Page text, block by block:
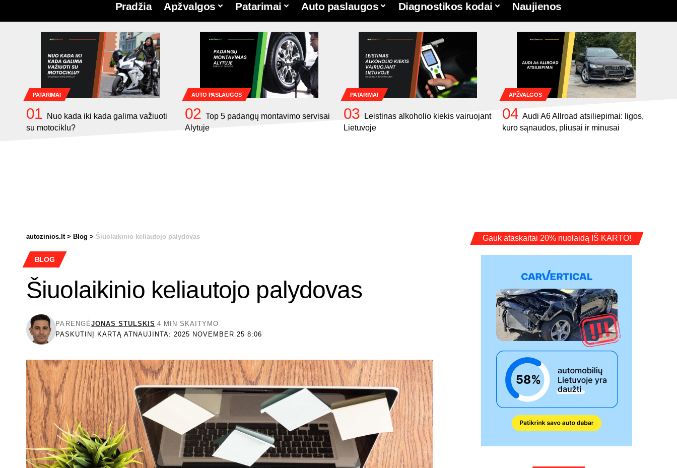
Pradžia Apžvalgos Patarimai Auto paslaugos Diagnostikos kodai Naujienos
PATARIMAI
Nuo kada iki kada galima važiuoti
su motociklu?
AUTO PASLAUGOS
Top 5 padangų montavimo servisai
Alytuje
PATARIMAI
Leistinas alkoholio kiekis vairuojant
Lietuvoje
APŽVALGOS
Audi A6 Allroad atsiliepimai: ligos,
kuro sąnaudos, pliusai ir minusai
autozinios.lt> Blog > Šiuolaikinio keliautojo palydovas
BLOG
Šiuolaikinio keliautojo palydovas
PASKUTINĮ KARTĄ ATNAUJINTA: 2025 NOVEMBER 25 8:06
PARENGĖJONAS STULSKIS 4 MIN SKAITYMO
Gauk ataskaitai 20% nuolaidą IŠ KARTO!